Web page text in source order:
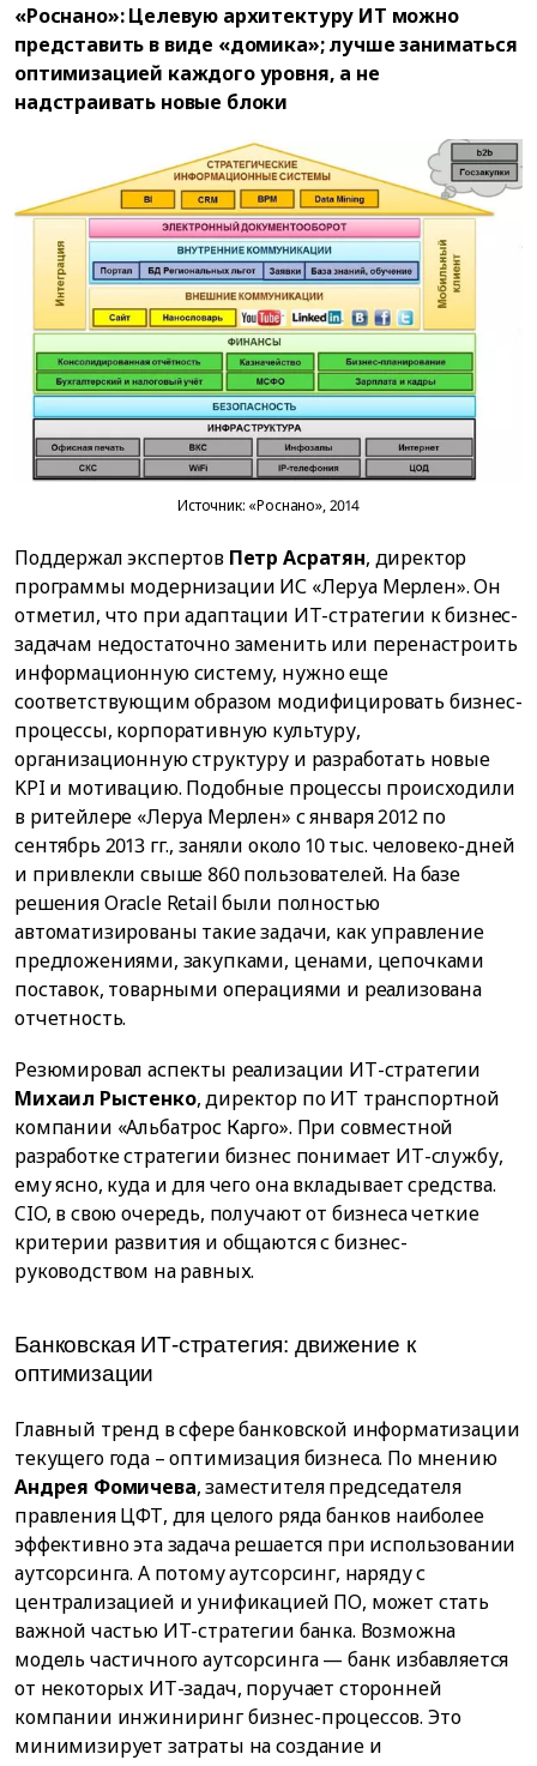
«Роснано»: Целевую архитектуру ИТ можно
представить в виде «домика»; лучше заниматься
оптимизацией каждого уровня, а не
надстраивать новые блоки
Источник: «Роснано», 2014
Поддержал экспертов Петр Асратян, директор
программы модернизации ИС «Леруа Мерлен». Он
отметил, что при адаптации ИТ-стратегии к бизнес-
задачам недостаточно заменить или перенастроить
информационную систему, нужно еще
соответствующим образом модифицировать бизнес-
процессы, корпоративную культуру,
организационную структуру и разработать новые
KPI и мотивацию. Подобные процессы происходили
в ритейлере «Леруа Мерлен» с января 2012 по
сентябрь 2013 гг., заняли около 10 тыс. человеко-дней
и привлекли свыше 860 пользователей. На базе
решения Oracle Retail были полностью
автоматизированы такие задачи, как управление
предложениями, закупками, ценами, цепочками
поставок, товарными операциями и реализована
отчетность.
Резюмировал аспекты реализации ИТ-стратегии
Михаил Рыстенко, директор по ИТ транспортной
компании «Альбатрос Карго». При совместной
разработке стратегии бизнес понимает ИТ-службу,
ему ясно, куда и для чего она вкладывает средства.
CIO, в свою очередь, получают от бизнеса четкие
критерии развития и общаются с бизнес-
руководством на равных.
Банковская ИТ-стратегия: движение к
оптимизации
Главный тренд в сфере банковской информатизации
текущего года – оптимизация бизнеса. По мнению
Андрея Фомичева, заместителя председателя
правления ЦФТ, для целого ряда банков наиболее
эффективно эта задача решается при использовании
аутсорсинга. А потому аутсорсинг, наряду с
централизацией и унификацией ПО, может стать
важной частью ИТ-стратегии банка. Возможна
модель частичного аутсорсинга — банк избавляется
от некоторых ИТ-задач, поручает сторонней
компании инжиниринг бизнес-процессов. Это
минимизирует затраты на создание и